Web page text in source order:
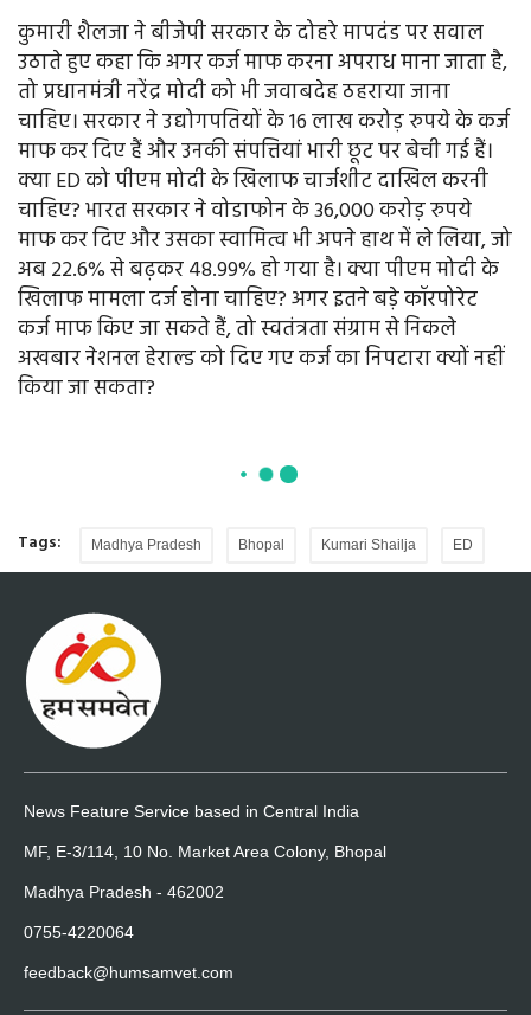
कुमारी शैलजा ने बीजेपी सरकार के दोहरे मापदंड पर सवाल
उठाते हुए कहा कि अगर कर्ज माफ करना अपराध माना जाता है,
तो प्रधानमंत्री नरेंद्र मोदी को भी जवाबदेह ठहराया जाना
चाहिए। सरकार ने उद्योगपतियों के 16 लाख करोड़ रुपये के कर्ज
माफ कर दिए हैं और उनकी संपत्तियां भारी छूट पर बेची गई हैं।
क्या ED को पीएम मोदी के खिलाफ चार्जशीट दाखिल करनी
चाहिए? भारत सरकार ने वोडाफोन के 36,000 करोड़ रुपये
माफ कर दिए और उसका स्वामित्व भी अपने हाथ में ले लिया, जो
अब 22.6% से बढ़कर 48.99% हो गया है। क्या पीएम मोदी के
खिलाफ मामला दर्ज होना चाहिए? अगर इतने बड़े कॉरपोरेट
कर्ज माफ किए जा सकते हैं, तो स्वतंत्रता संग्राम से निकले
अखबार नेशनल हेराल्ड को दिए गए कर्ज का निपटारा क्यों नहीं
किया जा सकता?
Tags: Madhya Pradesh Bhopal Kumari Shailja ED
News Feature Service based in Central India
MF, E-3/114, 10 No. Market Area Colony, Bhopal
Madhya Pradesh - 462002
0755-4220064
feedback@humsamvet.com